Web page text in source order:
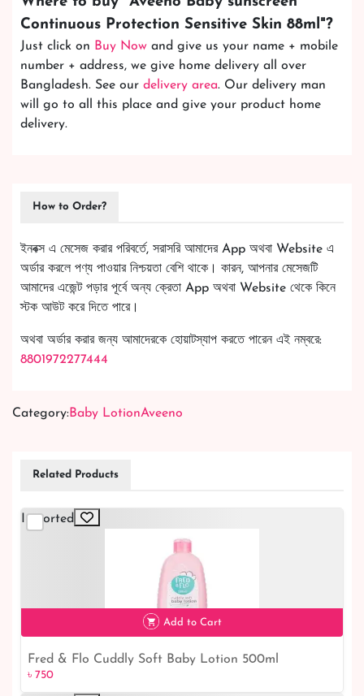
Continuous Protection Sensitive Skin 88ml"?
Just click on Buy Now and give us your name + mobile
number + address, we give home delivery all over
Bangladesh. See our delivery area. Our delivery man
will go to all this place and give your product home
delivery.
How to Order?
ইনবক্স এ মেসেজ করার পরিবর্তে, সরাসরি আমাদের App অথবা Website এ
অর্ডার করলে পণ্য পাওয়ার নিশ্চয়তা বেশি থাকে। কারন, আপনার মেসেজটি
আমাদের এজেন্ট পড়ার পূর্বে অন্য ক্রেতা App অথবা Website থেকে কিনে
স্টক আউট করে দিতে পারে।
অথবা অর্ডার করার জন্য আমাদেরকে হোয়াটস্যাপ করতে পারেন এই নম্বরে:
8801972277444
Category:Baby LotionAveeno
Related Products
Imported
৳ 750
Add to Cart
Fred & Flo Cuddly Soft Baby Lotion 500ml
৳ 750